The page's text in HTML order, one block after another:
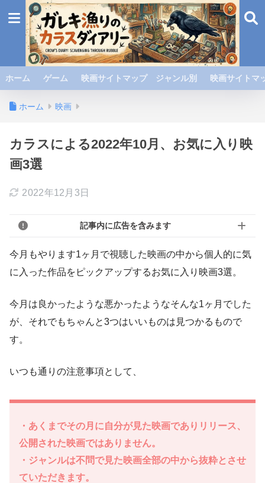
ホーム ゲーム 映画サイトマップ ジャンル別 映画サイト
ホーム 映画
カラスによる2022年10月、お気に入り映
画3選
2022年12月3日
記事内に広告を含みます
今月もやります1ヶ月で視聴した映画の中から個人的に気
に入った作品をピックアップするお気に入り映画3選。
今月は良かったような悪かったようなそんな1ヶ月でした
が、それでもちゃんと3つはいいものは見つかるもので
す。
いつも通りの注意事項として、
・あくまでその月に自分が見た映画でありリリース、
公開された映画ではありません。
・ジャンルは不問で見た映画全部の中から抜粋とさせ
ていただきます。